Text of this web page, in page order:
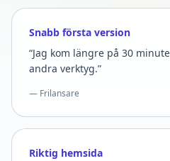
Snabb första version
“Jag kom längre på 30
andra verktyg.”
— Frilansare
Riktig hemsida